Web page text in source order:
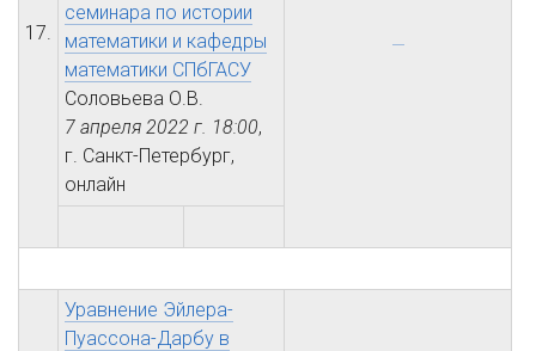
17.
семинара по истории
математики и кафедры
математики СПбГАСУ
Соловьева О.В.
7 апреля 2022 г. 18:00,
г. Санкт-Петербург,
онлайн
Уравнение Эйлера-
Пуассона-Дарбу в